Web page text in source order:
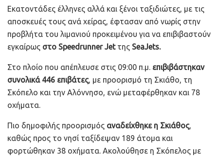
Εκατοντάδες έλληνες αλλά και ξένοι ταξιδιώτες, με τις
αποσκευές τους ανά χείρας, έφτασαν από νωρίς στην
προβλήτα του λιμανιού προκειμένου για να επιβιβαστούν
εγκαίρως στο Speedrunner Jetτης SeaJets.
Στο πλοίο που απέπλευσε στις 09:00 π.μ. επιβιβάστηκαν
συνολικά 446 επιβάτες, με προορισμό τη Σκιάθο, τη
Σκόπελο και την Αλόννησο, ενώ μεταφέρθηκαν και 78
οχήματα.
Πιο δημοφιλής προορισμός αναδείχθηκε η Σκιάθος,
καθώς προς το νησί ταξίδεψαν 189 άτομα και
φορτώθηκαν 38 οχήματα. Ακολούθησε η Σκόπελος με